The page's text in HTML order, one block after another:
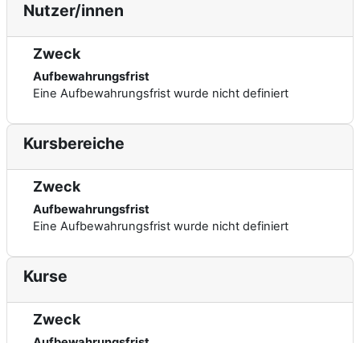
Nutzer/innen
Zweck
Aufbewahrungsfrist
Eine Aufbewahrungsfrist wurde nicht definiert
Kursbereiche
Zweck
Aufbewahrungsfrist
Eine Aufbewahrungsfrist wurde nicht definiert
Kurse
Zweck